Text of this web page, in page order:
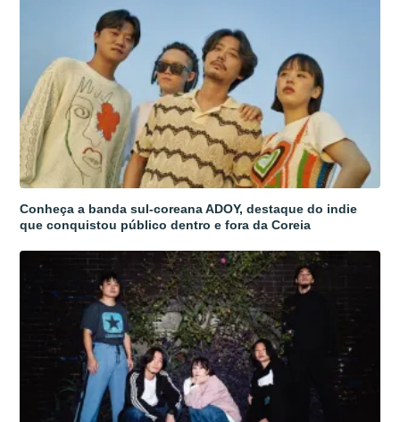
Conheça a banda sul-coreana ADOY, destaque do indie
que conquistou público dentro e fora da Coreia